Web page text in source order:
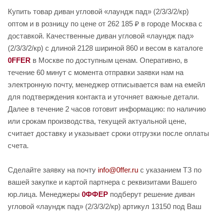
Купить товар диван угловой «лаундж пад» (2/3/3/2/кр)
оптом и в розницу по цене от 262 185 ₽ в городе Москва с
доставкой. Качественные диван угловой «лаундж пад»
(2/3/3/2/кр) с длиной 2128 шириной 860 и весом в каталоге
0FFER в Москве по доступным ценам. Оперативно, в
течение 60 минут с момента отправки заявки нам на
электронную почту, менеджер отписывается вам на емейл
для подтверждения контакта и уточняет важные детали.
Далее в течение 2 часов готовит информацию: по наличию
или срокам производства, текущей актуальной цене,
считает доставку и указывает сроки отгрузки после оплаты
счета.
Сделайте заявку на почту info@0ffer.ru с указанием ТЗ по
вашей закупке и картой партнера с реквизитами Вашего
юр.лица. Менеджеры 0ФФЕР подберут решение диван
угловой «лаундж пад» (2/3/3/2/кр) артикул 13150 под Ваш